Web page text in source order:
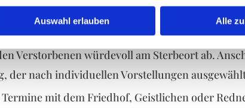
Auswahl erlauben Alle
zu jeder Tages- und Nachtzeit, ohne
besprechen alle Wünsche zur Erdbestattung
Verstorbenen würdevoll am Sterbeort ab.
der nach individuellen Vorstellungen
mit dem Friedhof, Geistlichen oder